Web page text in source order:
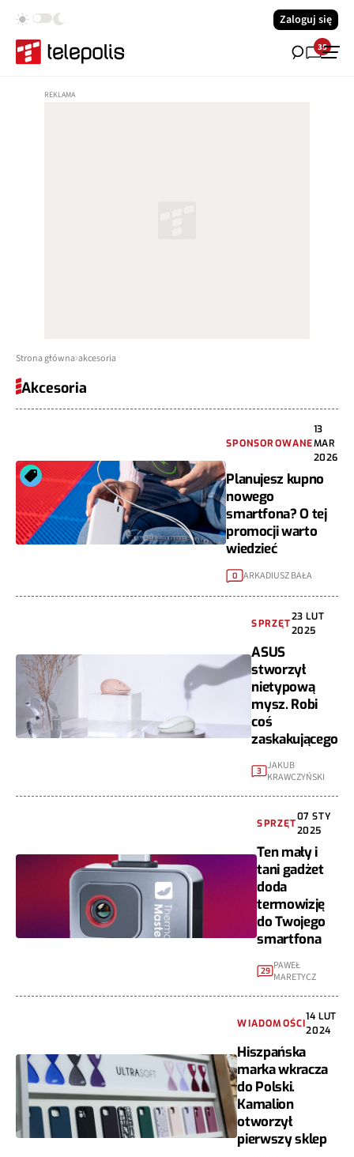
Zaloguj się
35
Strona główna akcesoria
Akcesoria
SPONSOROWANE
13
MAR
2026
Planujesz kupno
nowego
smartfona? O tej
promocji warto
wiedzieć
0 ARKADIUSZ BAŁA
SPRZĘT
23 LUT
2025
ASUS
stworzył
nietypową
mysz. Robi
coś
zaskakującego
3 JAKUB
KRAWCZYŃSKI
SPRZĘT
07 STY
2025
Ten mały i
tani gadżet
doda
termowizję
do Twojego
smartfona
29 PAWEŁ
MARETYCZ
WIADOMOŚCI
14 LUT
2024
Hiszpańska
marka wkracza
do Polski.
Kamalion
otworzył
pierwszy sklep